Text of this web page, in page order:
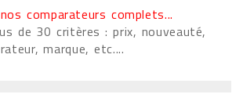
comparateurs complets...
de 30 critères : prix, nouveauté,
marque, etc....